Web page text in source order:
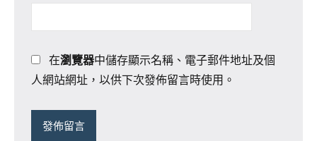
在瀏覽器中儲存顯示名稱、電子郵件地址及個
人網站網址，以供下次發佈留言時使用。